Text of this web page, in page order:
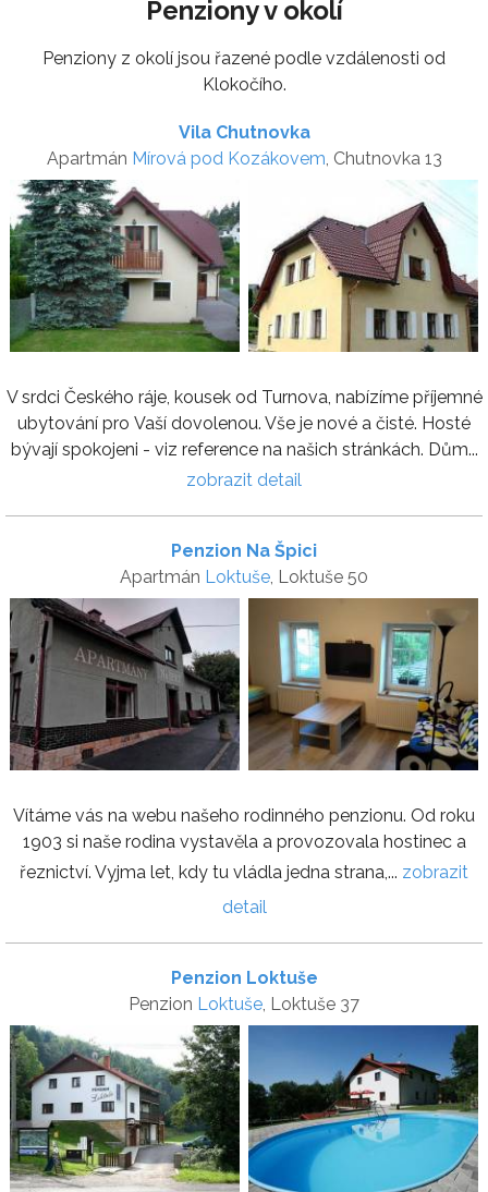
Penziony v okolí
Penziony z okolí jsou řazené podle vzdálenosti od
Klokočího.
Vila Chutnovka
Apartmán Mírová pod Kozákovem, Chutnovka 13
V srdci Českého ráje, kousek od Turnova, nabízíme příjemné
ubytování pro Vaší dovolenou. Vše je nové a čisté. Hosté
bývají spokojeni - viz reference na našich stránkách. Dům...
zobrazit detail
Penzion Na Špici
Apartmán Loktuše, Loktuše 50
Vítáme vás na webu našeho rodinného penzionu. Od roku
1903 si naše rodina vystavěla a provozovala hostinec a
řeznictví. Vyjma let, kdy tu vládla jedna strana,... zobrazit
detail
Penzion Loktuše
Penzion Loktuše, Loktuše 37